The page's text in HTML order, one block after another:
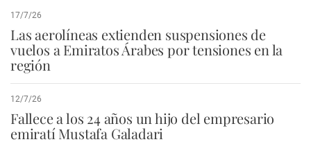
17/7/26
Las aerolíneas extienden suspensiones de
vuelos a Emiratos Árabes por tensiones en la
región
12/7/26
Fallece a los 24 años un hijo del empresario
emiratí Mustafa Galadari